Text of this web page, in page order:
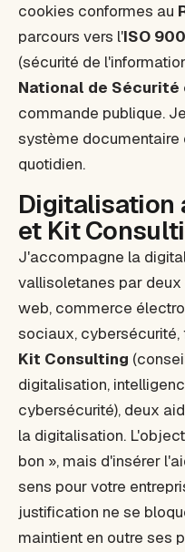
cookies conformes au
parcours vers l'ISO
(sécurité de
National de Sécurité
commande publique.
système documentaire
quotidien.
Digitalisation
et Kit
J'accompagne la
vallisoletanes par deux
web, commerce
sociaux,
Kit Consulting
digitalisation,
cybersécurité), deux
la digitalisation.
bon », mais d'insérer
sens pour votre
justification ne se
maintient en outre ses